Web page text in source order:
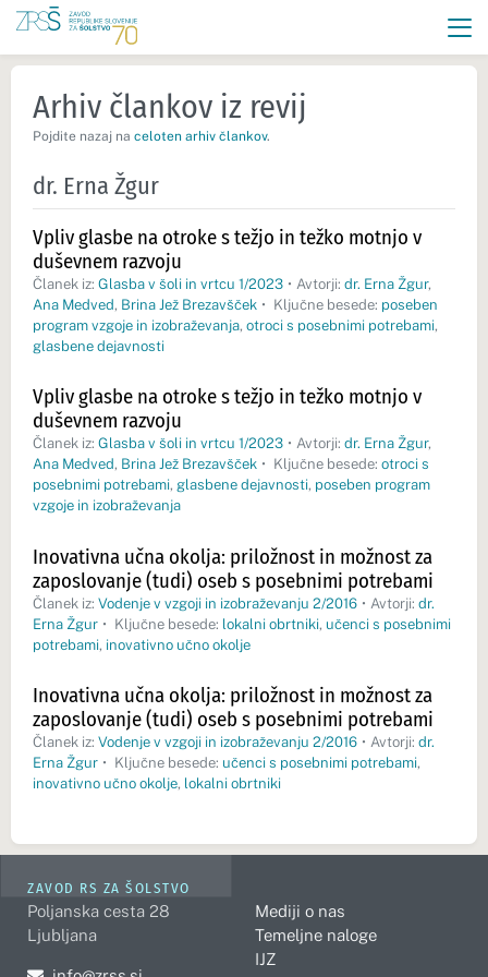
Arhiv člankov iz revij
Pojdite nazaj na celoten arhiv člankov.
dr. Erna Žgur
Vpliv glasbe na otroke s težjo in težko motnjo v
duševnem razvoju
Članek iz: Glasba v šoli in vrtcu 1/2023 • Avtorji: dr. Erna Žgur,
Ana Medved, Brina Jež Brezavšček • Ključne besede: poseben
program vzgoje in izobraževanja, otroci s posebnimi potrebami,
glasbene dejavnosti
Vpliv glasbe na otroke s težjo in težko motnjo v
duševnem razvoju
Članek iz: Glasba v šoli in vrtcu 1/2023 • Avtorji: dr. Erna Žgur,
Ana Medved, Brina Jež Brezavšček • Ključne besede: otroci s
posebnimi potrebami, glasbene dejavnosti, poseben program
vzgoje in izobraževanja
Inovativna učna okolja: priložnost in možnost za
zaposlovanje (tudi) oseb s posebnimi potrebami
Članek iz: Vodenje v vzgoji in izobraževanju 2/2016 • Avtorji: dr.
Erna Žgur • Ključne besede: lokalni obrtniki, učenci s posebnimi
potrebami, inovativno učno okolje
Inovativna učna okolja: priložnost in možnost za
zaposlovanje (tudi) oseb s posebnimi potrebami
Članek iz: Vodenje v vzgoji in izobraževanju 2/2016 • Avtorji: dr.
Erna Žgur • Ključne besede: učenci s posebnimi potrebami,
inovativno učno okolje, lokalni obrtniki
ZAVOD RS ZA ŠOLSTVO
Poljanska cesta 28
Ljubljana
Mediji o nas
Temeljne naloge
IJZ